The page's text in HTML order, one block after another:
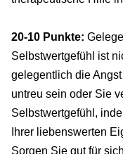
20-10 Punkte:
Selbstwertgefühl ist
gelegentlich die
untreu sein oder Sie
Selbstwertgefühl,
Ihrer liebenswerten
Sorgen Sie gut für